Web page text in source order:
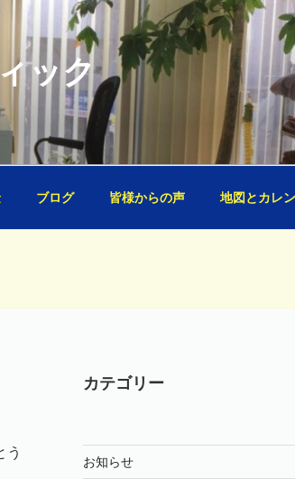
ック
ブログ 皆様からの声 地図とカレ
う
カテゴリー
お知らせ